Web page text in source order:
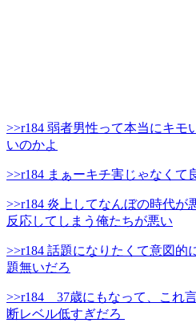
>>r184 弱者男性って本当にキモ
いのかよ
>>r184 まぁーキチ害じゃなくて
>>r184 炎上してなんぼの時代が
反応してしまう俺たちが悪い
>>r184 話題になりたくて意図的
題無いだろ
>>r184 37歳にもなって、これ
断レベル低すぎだろ